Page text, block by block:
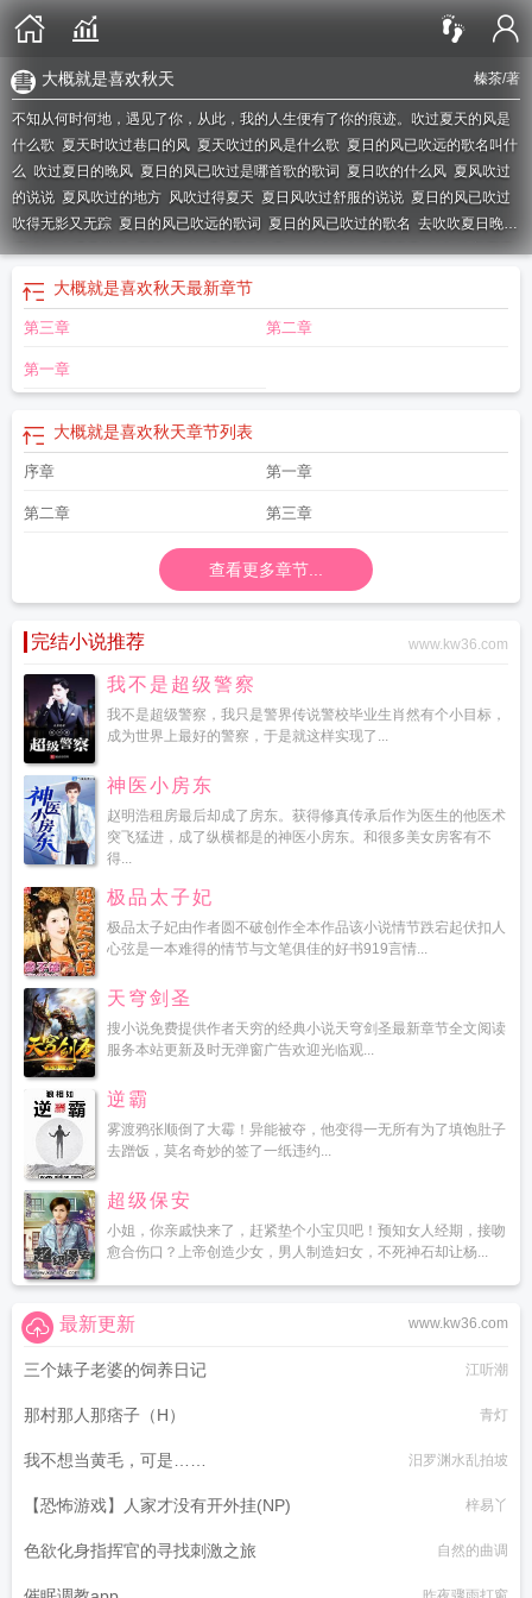
榛茶/著
大概就是喜欢秋天
不知从何时何地，遇见了你，从此，我的人生便有了你的痕迹。 吹过夏天的风是
什么歌 夏天时吹过巷口的风 夏天吹过的风是什么歌 夏日的风已吹远的歌名叫什
么 吹过夏日的晚风 夏日的风已吹过是哪首歌的歌词 夏日吹的什么风 夏风吹过
的说说 夏风吹过的地方 风吹过得夏天 夏日风吹过舒服的说说 夏日的风已吹过
吹得无影又无踪 夏日的风已吹远的歌词 夏日的风已吹过的歌名 去吹吹夏日晚风
吧!也许会遇见浪漫夏天吹过的风夏日的风一吹过什么歌夏天风吹过吹着夏天
的晚风一切都是温柔的 歌词吹夏日的晚风
快 去吹吹夏日的晚风吧
是什么歌
夏日风已吹过 吹得无影又无踪
风夏日的晚风吹过
吹吹夏日晚风吧 也许会遇见浪漫去吹吹夏日的晚风吧 也许会遇见浪漫
大概就是喜欢秋天最新章节
第三章 第二章
第一章
大概就是喜欢秋天章节列表
序章 第一章
第二章 第三章
查看更多章节...
完结小说推荐 www.kw36.com
我不是超级警察
我不是超级警察，我只是警界传说警校毕业生肖然有个小目标，
成为世界上最好的警察，于是就这样实现了...
神医小房东
赵明浩租房最后却成了房东。获得修真传承后作为医生的他医术
突飞猛进，成了纵横都是的神医小房东。和很多美女房客有不
得...
极品太子妃
极品太子妃由作者圆不破创作全本作品该小说情节跌宕起伏扣人
心弦是一本难得的情节与文笔俱佳的好书919言情...
天穹剑圣
搜小说免费提供作者天穷的经典小说天穹剑圣最新章节全文阅读
服务本站更新及时无弹窗广告欢迎光临观...
逆霸
雾渡鸦张顺倒了大霉！异能被夺，他变得一无所有为了填饱肚子
去蹭饭，莫名奇妙的签了一纸违约...
超级保安
小姐，你亲戚快来了，赶紧垫个小宝贝吧！预知女人经期，接吻
愈合伤口？上帝创造少女，男人制造妇女，不死神石却让杨...
www.kw36.com
最新更新
三个婊子老婆的饲养日记 江听潮
那村那人那痞子（H） 青灯
我不想当黄毛，可是…… 汨罗渊水乱拍坡
【恐怖游戏】人家才没有开外挂(NP) 梓易丫
色欲化身指挥官的寻找刺激之旅 自然的曲调